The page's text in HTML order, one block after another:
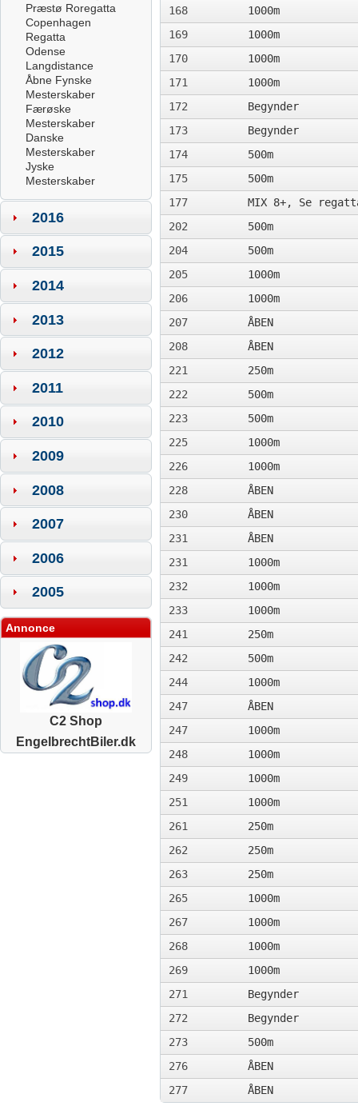
Præstø Roregatta
Copenhagen
Regatta
Odense
Langdistance
Åbne Fynske
Mesterskaber
Færøske
Mesterskaber
Danske
Mesterskaber
Jyske
Mesterskaber
2016
2015
2014
2013
2012
2011
2010
2009
2008
2007
2006
2005
Annonce
C2 Shop
EngelbrechtBiler.dk
168
1000m
169
1000m
170
1000m
171
1000m
172
Begynder
173
Begynder
174
500m
175
500m
177
MIX 8+, Se
202
500m
204
500m
205
1000m
206
1000m
207
ÅBEN
208
ÅBEN
221
250m
222
500m
223
500m
225
1000m
226
1000m
228
ÅBEN
230
ÅBEN
231
ÅBEN
231
1000m
232
1000m
233
1000m
241
250m
242
500m
244
1000m
247
ÅBEN
247
1000m
248
1000m
249
1000m
251
1000m
261
250m
262
250m
263
250m
265
1000m
267
1000m
268
1000m
269
1000m
271
Begynder
272
Begynder
273
500m
276
ÅBEN
277
ÅBEN